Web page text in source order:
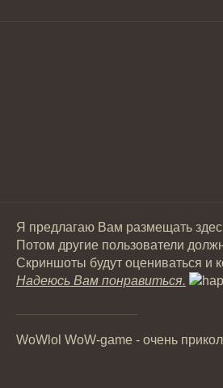
Я предлагаю Вам размещать
Потом другие пользователи
Скриншоты будут оцениваться и
Надеюсь Вам понравиться.
WoWlol WoW-game - очень